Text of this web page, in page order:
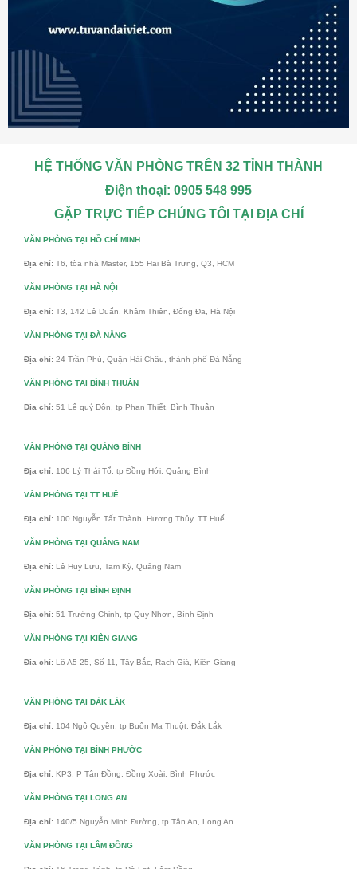
HỆ THỐNG VĂN PHÒNG TRÊN 32 TỈNH THÀNH
Điện thoại: 0905 548 995
GẶP TRỰC TIẾP CHÚNG TÔI TẠI ĐỊA CHỈ
VĂN PHÒNG TẠI HỒ CHÍ MINH
Địa chỉ: T6, tòa nhà Master, 155 Hai Bà Trưng, Q3, HCM
VĂN PHÒNG TẠI HÀ NỘI
Địa chỉ: T3, 142 Lê Duẩn, Khâm Thiên, Đống Đa, Hà Nội
VĂN PHÒNG TẠI ĐÀ NẴNG
Địa chỉ: 24 Trần Phú, Quận Hải Châu, thành phố Đà Nẵng
VĂN PHÒNG TẠI BÌNH THUÂN
Địa chỉ: 51 Lê quý Đôn, tp Phan Thiết, Bình Thuận
VĂN PHÒNG TẠI QUẢNG BÌNH
Địa chỉ: 106 Lý Thái Tổ, tp Đồng Hới, Quảng Bình
VĂN PHÒNG TẠI TT HUẾ
Địa chỉ: 100 Nguyễn Tất Thành, Hương Thủy, TT Huế
VĂN PHÒNG TẠI QUẢNG NAM
Địa chỉ: Lê Huy Lưu, Tam Kỳ, Quảng Nam
VĂN PHÒNG TẠI BÌNH ĐỊNH
Địa chỉ: 51 Trường Chinh, tp Quy Nhơn, Bình Định
VĂN PHÒNG TẠI KIÊN GIANG
Địa chỉ: Lô A5-25, Số 11, Tây Bắc, Rạch Giá, Kiên Giang
VĂN PHÒNG TẠI ĐẮK LẮK
Địa chỉ: 104 Ngô Quyền, tp Buôn Ma Thuột, Đắk Lắk
VĂN PHÒNG TẠI BÌNH PHƯỚC
Địa chỉ: KP3, P Tân Đồng, Đồng Xoài, Bình Phước
VĂN PHÒNG TẠI LONG AN
Địa chỉ: 140/5 Nguyễn Minh Đường, tp Tân An, Long An
VĂN PHÒNG TẠI LÂM ĐỒNG